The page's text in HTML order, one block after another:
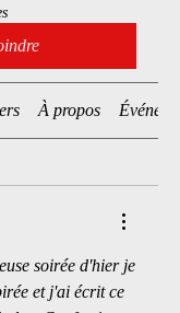
À propos
soirée d'hier je
et j'ai écrit ce